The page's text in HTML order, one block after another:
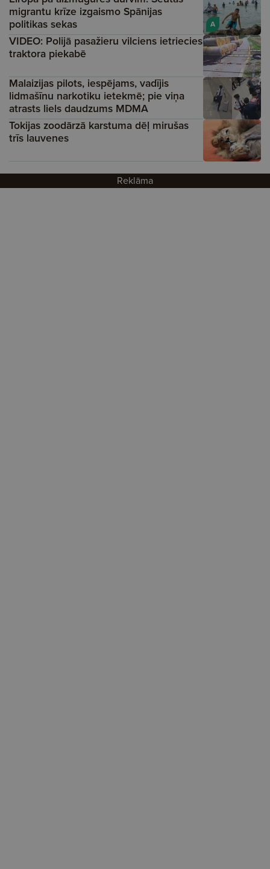
A
migrantu krīze izgaismo Spānijas
politikas sekas
VIDEO: Polijā pasažieru vilciens ietriecies
traktora piekabē
Malaizijas pilots, iespējams, vadījis
lidmašīnu narkotiku ietekmē; pie viņa
atrasts liels daudzums MDMA
Tokijas zoodārzā karstuma dēļ mirušas
trīs lauvenes
Reklāma